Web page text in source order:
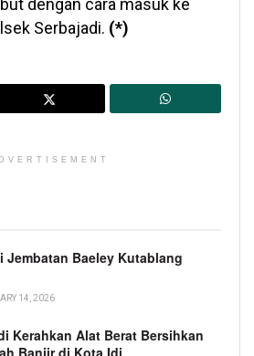
dengan cara masuk ke
Serbajadi. (*)
Jembatan Baeley Kutablang
14, 2026
Kerahkan Alat Berat Bersihkan